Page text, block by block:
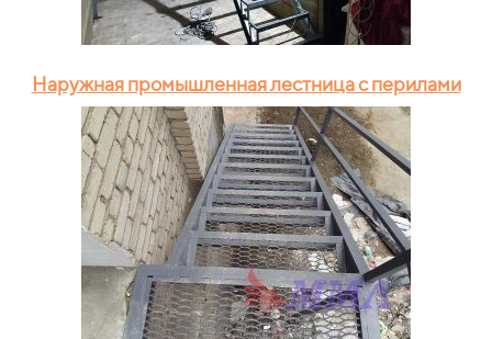
Наружная промышленная лестница с перилами